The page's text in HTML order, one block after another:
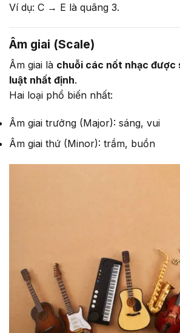
Ví dụ: C → E là quãng 3.
Âm giai (Scale)
Âm giai là chuỗi các nốt nhạc được
luật nhất định.
Hai loại phổ biến nhất:
Âm giai trưởng (Major): sáng, vui
Âm giai thứ (Minor): trầm, buồn